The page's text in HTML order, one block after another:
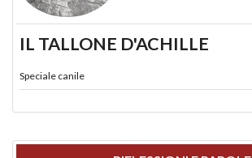
IL TALLONE D'ACHILLE
Speciale canile